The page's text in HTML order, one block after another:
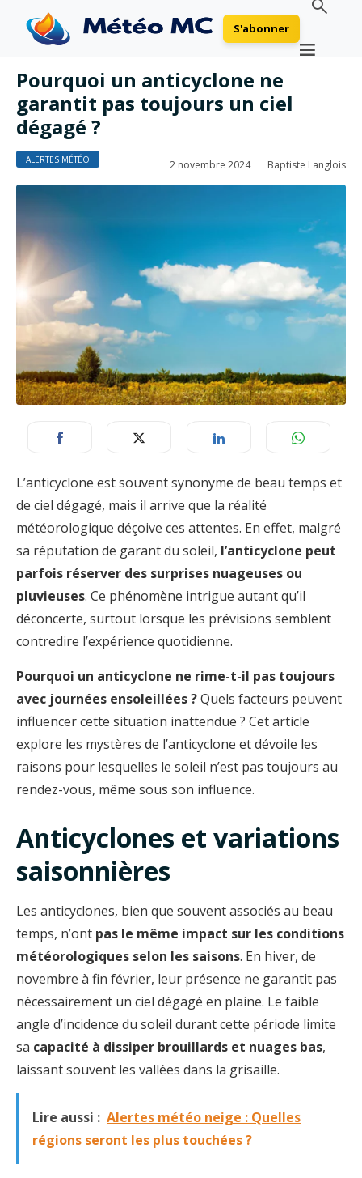
S'abonner
Pourquoi un anticyclone ne
garantit pas toujours un ciel
dégagé ?
ALERTES MÉTÉO 2 novembre 2024 Baptiste Langlois
L’anticyclone est souvent synonyme de beau temps et
de ciel dégagé, mais il arrive que la réalité
météorologique déçoive ces attentes. En effet, malgré
sa réputation de garant du soleil, l’anticyclone peut
parfois réserver des surprises nuageuses ou
pluvieuses. Ce phénomène intrigue autant qu’il
déconcerte, surtout lorsque les prévisions semblent
contredire l’expérience quotidienne.
Pourquoi un anticyclone ne rime-t-il pas toujours
avec journées ensoleillées ?Quels facteurs peuvent
influencer cette situation inattendue ? Cet article
explore les mystères de l’anticyclone et dévoile les
raisons pour lesquelles le soleil n’est pas toujours au
rendez-vous, même sous son influence.
Anticyclones et variations
saisonnières
Les anticyclones, bien que souvent associés au beau
temps, n’ont pas le même impact sur les conditions
météorologiques selon les saisons. En hiver, de
novembre à fin février, leur présence ne garantit pas
nécessairement un ciel dégagé en plaine. Le faible
angle d’incidence du soleil durant cette période limite
sa capacité à dissiper brouillards et nuages bas,
laissant souvent les vallées dans la grisaille.
Lire aussi : Alertes météo neige : Quelles
régions seront les plus touchées ?